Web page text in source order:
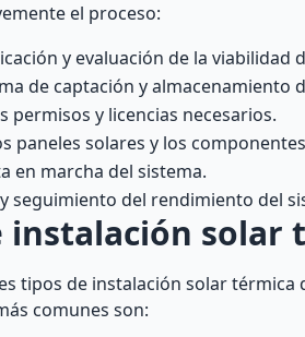
el proceso:
y evaluación de la viabilidad
de captación y almacenamiento
permisos y licencias necesarios.
paneles solares y los
en marcha del sistema.
seguimiento del rendimiento del
instalación solar
tipos de instalación solar térmica
comunes son: